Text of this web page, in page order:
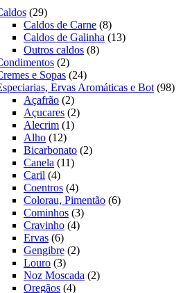
2929
produtos
Caldos de Carne 88
produtos
Caldos de Galinha 1313
Outros caldos 88
22
produtos
e Sopas 2424
produtos
Ervas Aromáticas e Bot 9898
Açafrão 22
produtos
Açucares 22
Alecrim 11
Alho 1212
produtos
Bicarbonato 22
Canela 1111
Caril 44
produtos
Coentros 44
produtos
Colorau, Pimentão 66
Cominhos 33
Cravinho 44
Ervas 66
produtos
Gengibre 22
Louro 33
produtos
Noz Moscada 22
Oregãos 44